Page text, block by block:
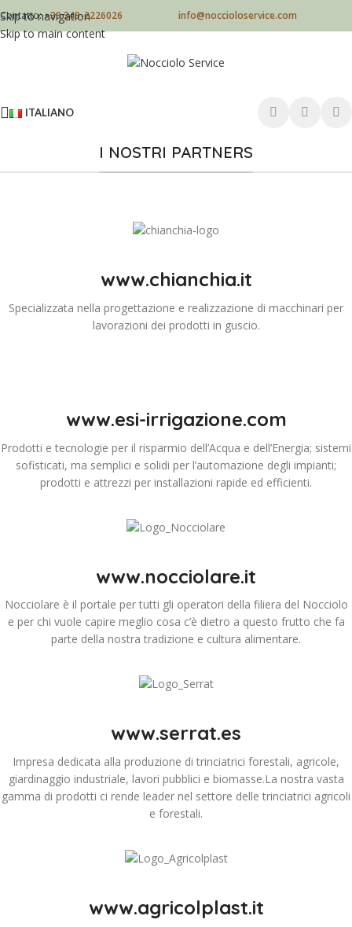
Skip to navigation
Skip to main content
Contatto:+39 349-2226026 info@noccioloservice.com
ITALIANO
I NOSTRI PARTNERS
www.chianchia.it
Specializzata nella progettazione e realizzazione di macchinari per
lavorazioni dei prodotti in guscio.
www.esi-irrigazione.com
Prodotti e tecnologie per il risparmio dell’Acqua e dell’Energia; sistemi
sofisticati, ma semplici e solidi per l’automazione degli impianti;
prodotti e attrezzi per installazioni rapide ed efficienti.
www.nocciolare.it
Nocciolare è il portale per tutti gli operatori della filiera del Nocciolo
e per chi vuole capire meglio cosa c’è dietro a questo frutto che fa
parte della nostra tradizione e cultura alimentare.
www.serrat.es
Impresa dedicata alla produzione di trinciatrici forestali, agricole,
giardinaggio industriale, lavori pubblici e biomasse.La nostra vasta
gamma di prodotti ci rende leader nel settore delle trinciatrici agricoli
e forestali.
www.agricolplast.it